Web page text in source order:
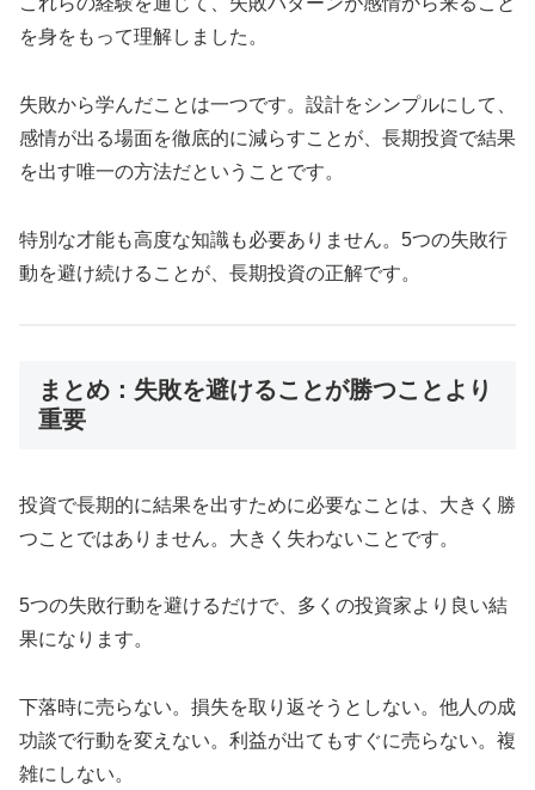
を身をもって理解しました。
失敗から学んだことは一つです。設計をシンプルにして、
感情が出る場面を徹底的に減らすことが、長期投資で結果
を出す唯一の方法だということです。
特別な才能も高度な知識も必要ありません。5つの失敗行
動を避け続けることが、長期投資の正解です。
まとめ：失敗を避けることが勝つことより
重要
投資で長期的に結果を出すために必要なことは、大きく勝
つことではありません。大きく失わないことです。
5つの失敗行動を避けるだけで、多くの投資家より良い結
果になります。
下落時に売らない。損失を取り返そうとしない。他人の成
功談で行動を変えない。利益が出てもすぐに売らない。複
雑にしない。